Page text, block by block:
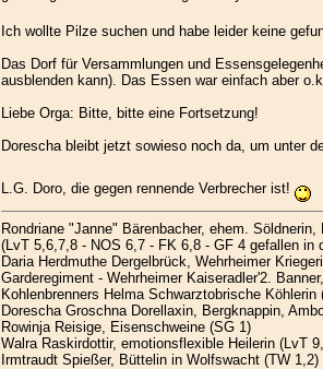
Ich wollte Pilze suchen und habe leider keine
Das Dorf für Versammlungen und
ausblenden kann). Das Essen war einfach aber
Liebe Orga: Bitte, bitte eine Fortsetzung!
Dorescha bleibt jetzt sowieso noch da, um unter
L.G. Doro, die gegen rennende Verbrecher ist!
Rondriane "Janne" Bärenbacher, ehem.
(LvT 5,6,7,8 - NOS 6,7 - FK 6,8 - GF 4 gefallen in
Daria Herdmuthe Dergelbrück, Wehrheimer
Garderegiment - Wehrheimer Kaiseradler'2.
Kohlenbrenners Helma Schwarztobrische Köhlerin
Dorescha Groschna Dorellaxin, Bergknappin,
Rowinja Reisige, Eisenschweine (SG 1)
Walra Raskirdottir, emotionsflexible Heilerin (LvT
Irmtraudt Spießer, Büttelin in Wolfswacht (TW 1,2)